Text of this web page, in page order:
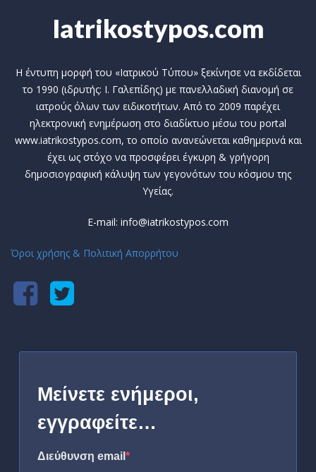
Iatrikostypos.com
Η έντυπη μορφή του «Ιατρικού Τύπου» ξεκίνησε να εκδίδεται
το 1990 (ιδρυτής: Ι. Γαλεπίδης) με πανελλαδική διανομή σε
ιατρούς όλων των ειδικοτήτων. Από το 2009 παρέχει
ηλεκτρονική ενημέρωση στο διαδίκτυο μέσω του portal
www.iatrikostypos.com, το οποίο ανανεώνεται καθημερινά και
έχει ως στόχο να προσφέρει έγκυρη & γρήγορη
δημοσιογραφική κάλυψη των γεγονότων του κόσμου της
Υγείας.
E-mail: info@iatrikostypos.com
Όροι χρήσης & Πολιτική Απορρήτου
Μείνετε ενήμεροι,
εγγραφείτε…
Διεύθυνση email